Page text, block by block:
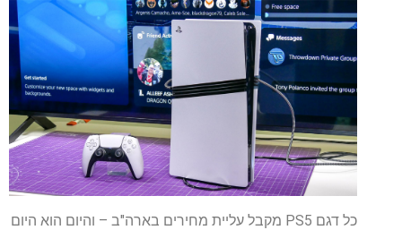
כל דגם PS5 מקבל עליית מחירים בארה"ב – והיום הוא היום